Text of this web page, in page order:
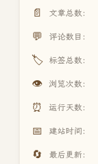
📄 文章总数：
💬 评论数目：
🏷️ 标签总数：
👁️ 浏览次数：
⏰ 运行天数：
📅 建站时间：
🔄 最后更新：